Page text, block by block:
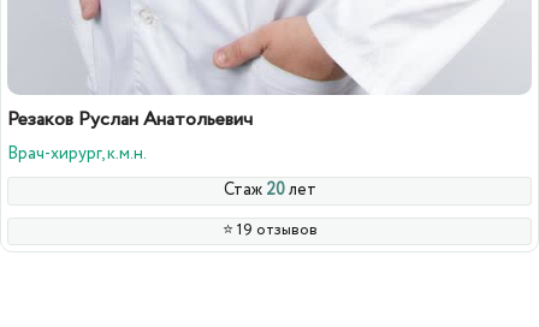
Резаков Руслан Анатольевич
Врач-хирург, к.м.н.
Стаж 20лет
⭐️ 19 отзывов